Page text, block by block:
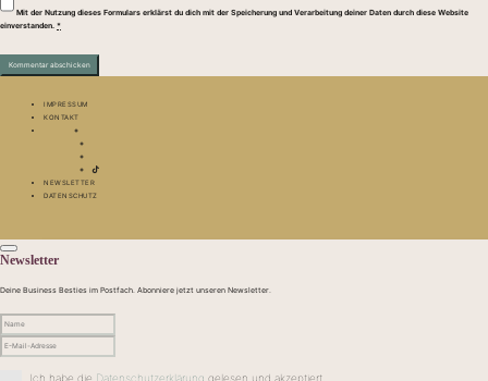
Mit der Nutzung dieses Formulars erklärst du dich mit der Speicherung und Verarbeitung deiner Daten durch diese Website
einverstanden. *
IMPRESSUM
KONTAKT
NEWSLETTER
DATENSCHUTZ
Newsletter
Deine Business Besties im Postfach. Abonniere jetzt unseren Newsletter.
Ich habe die Datenschutzerklärung gelesen und akzeptiert.